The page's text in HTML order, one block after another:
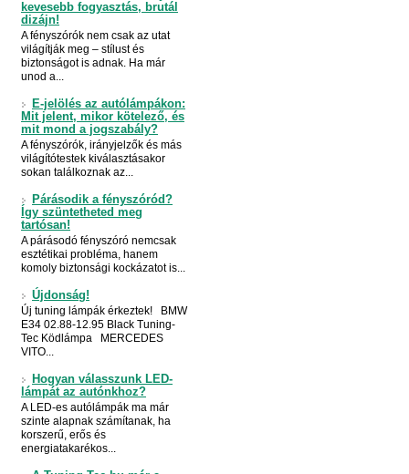
kevesebb fogyasztás, brutál
dizájn!
A fényszórók nem csak az utat
világítják meg – stílust és
biztonságot is adnak. Ha már
unod a...
E-jelölés az autólámpákon:
Mit jelent, mikor kötelező, és
mit mond a jogszabály?
A fényszórók, irányjelzők és más
világítótestek kiválasztásakor
sokan találkoznak az...
Párásodik a fényszóród?
Így szüntetheted meg
tartósan!
A párásodó fényszóró nemcsak
esztétikai probléma, hanem
komoly biztonsági kockázatot is...
Újdonság!
Új tuning lámpák érkeztek! BMW
E34 02.88-12.95 Black Tuning-
Tec Ködlámpa MERCEDES
VITO...
Hogyan válasszunk LED-
lámpát az autónkhoz?
A LED-es autólámpák ma már
szinte alapnak számítanak, ha
korszerű, erős és
energiatakarékos...